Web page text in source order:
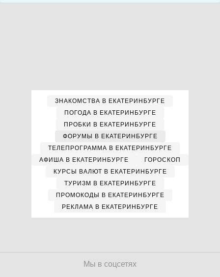
ЗНАКОМСТВА В ЕКАТЕРИНБУРГЕ
ПОГОДА В ЕКАТЕРИНБУРГЕ
ПРОБКИ В ЕКАТЕРИНБУРГЕ
ФОРУМЫ В ЕКАТЕРИНБУРГЕ
ТЕЛЕПРОГРАММА В ЕКАТЕРИНБУРГЕ
АФИША В ЕКАТЕРИНБУРГЕ
ГОРОСКОП
КУРСЫ ВАЛЮТ В ЕКАТЕРИНБУРГЕ
ТУРИЗМ В ЕКАТЕРИНБУРГЕ
ПРОМОКОДЫ В ЕКАТЕРИНБУРГЕ
РЕКЛАМА В ЕКАТЕРИНБУРГЕ
Мы в соцсетях